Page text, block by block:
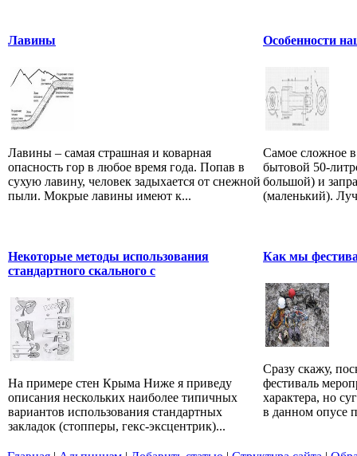
Лавины
Лавины – самая страшная и коварная
опасность гор в любое время года. Попав в
сухую лавину, человек задыхается от снежной
пыли. Мокрые лавины имеют к...
Особенности
Самое сложное
бытовой 50-
большой) и
(маленький).
Некоторые методы использования
стандартного скального с
На примере стен Крыма Ниже я приведу
описания нескольких наиболее типичных
вариантов использования стандартных
закладок (стопперы, гекс-эксцентрик)...
Как мы
Сразу скажу,
фестиваль
характера, но
в данном опусе